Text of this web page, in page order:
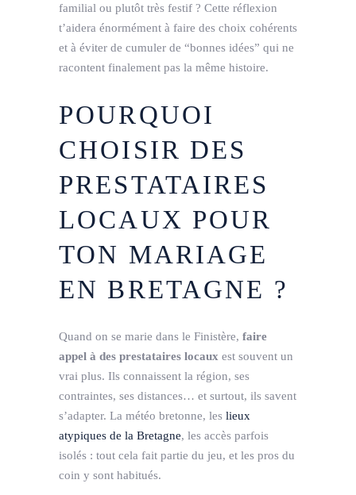
familial ou plutôt très festif ? Cette réflexion
t’aidera énormément à faire des choix cohérents
et à éviter de cumuler de “bonnes idées” qui ne
racontent finalement pas la même histoire.
POURQUOI
CHOISIR DES
PRESTATAIRES
LOCAUX POUR
TON MARIAGE
EN BRETAGNE ?
Quand on se marie dans le Finistère, faire
appel à des prestataires locaux est souvent un
vrai plus. Ils connaissent la région, ses
contraintes, ses distances… et surtout, ils savent
s’adapter. La météo bretonne, les lieux
atypiques de la Bretagne, les accès parfois
isolés : tout cela fait partie du jeu, et les pros du
coin y sont habitués.